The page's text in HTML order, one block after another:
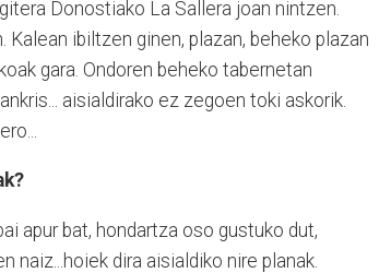
Donostiako La Sallera joan nintzen.
ibiltzen ginen, plazan, beheko plazan
gara. Ondoren beheko tabernetan
aisialdirako ez zegoen toki askorik.
apur bat, hondartza oso gustuko dut,
dira aisialdiko nire planak.